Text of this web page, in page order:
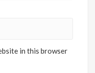
in this browser